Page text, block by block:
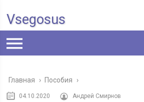
Vsegosus
Главная › Пособия ›
04.10.2020
Андрей Смирнов